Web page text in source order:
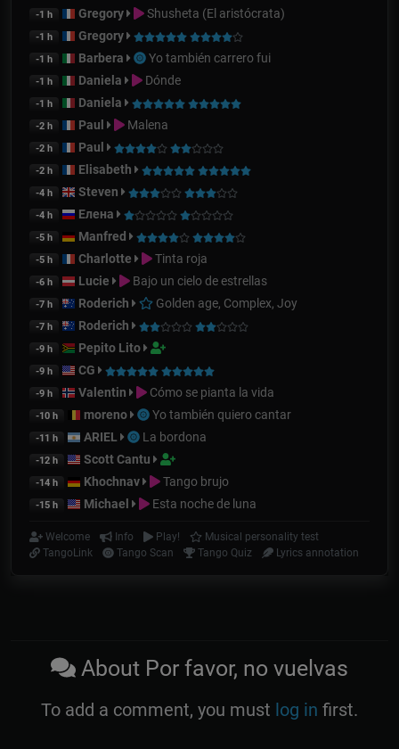
-1 h Gregory Shusheta (El aristócrata)
-1 h Gregory
-1 h Barbera Yo también carrero fui
-1 h Daniela Dónde
-1 h Daniela
-2 h Paul Malena
-2 h Paul
-2 h Elisabeth
-4 h Steven
-4 h Елена
-5 h Manfred
-5 h Charlotte Tinta roja
-6 h Lucie Bajo un cielo de estrellas
-7 h Roderich Golden age, Complex, Joy
-7 h Roderich
-9 h Pepito Lito
-9 h CG
-9 h Valentin Cómo se pianta la vida
-10 h moreno Yo también quiero cantar
-11 h ARIEL La bordona
-12 h Scott Cantu
-14 h Khochnav Tango brujo
-15 h Michael Esta noche de luna
Welcome Info Play!
Musical personality test
TangoLink
Tango Scan Tango Quiz Lyrics annotation
About Por favor, no vuelvas
To add a comment, you must log in first.